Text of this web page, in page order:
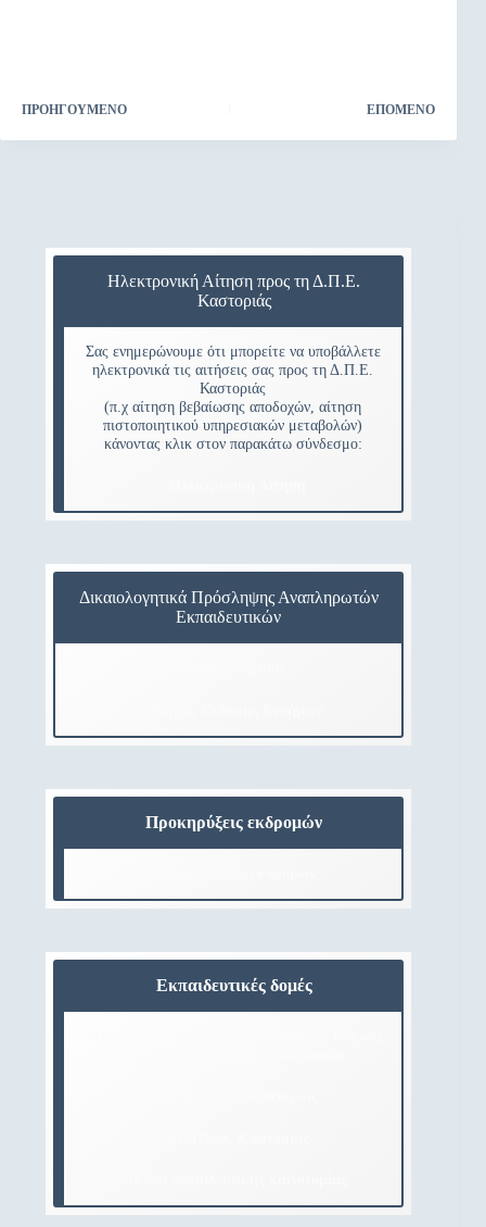
ΠΡΟΗΓΟΎΜΕΝΟ ΕΠΌΜΕΝΟ
Ηλεκτρονική Αίτηση προς τη Δ.Π.Ε.
Καστοριάς
Σας ενημερώνουμε ότι μπορείτε να υποβάλλετε
ηλεκτρονικά τις αιτήσεις σας προς τη Δ.Π.Ε.
Καστοριάς
(π.χ αίτηση βεβαίωσης αποδοχών, αίτηση
πιστοποιητικού υπηρεσιακών μεταβολών)
κάνοντας κλικ στον παρακάτω σύνδεσμο:
Δικαιολογητικά Πρόσληψης Αναπληρωτών
Εκπαιδευτικών
Προκηρύξεις εκδρομών
Εκπαιδευτικές δομές